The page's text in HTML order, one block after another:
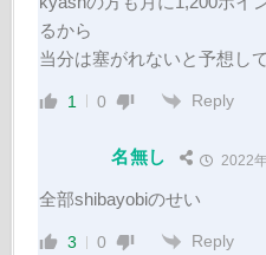
るから
当分は塞がれないと予想し
1 0 Reply
名無し 2022
全部shibayobiのせい
3 0 Reply